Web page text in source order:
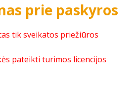
prie paskyros
tik sveikatos priežiūros
pateikti turimos licencijos